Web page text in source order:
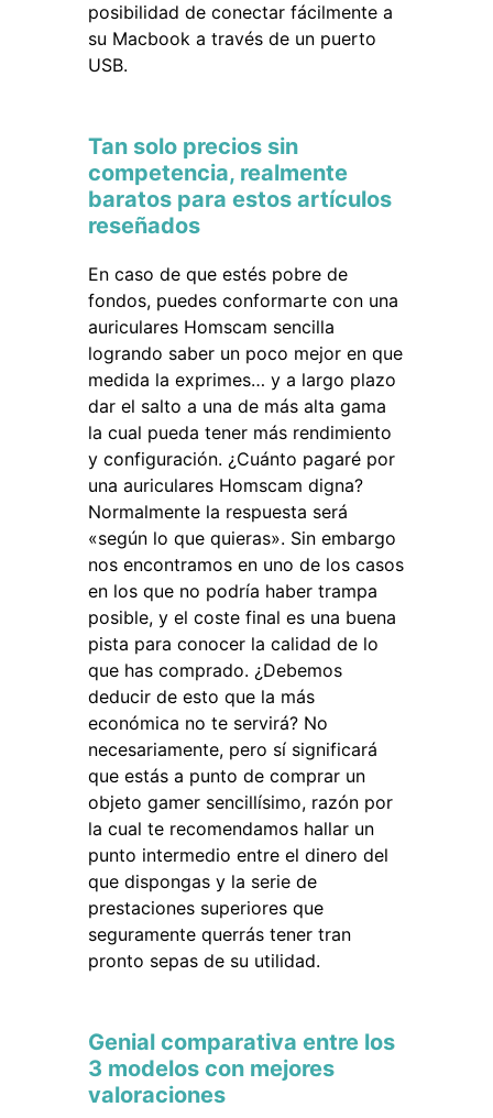
posibilidad de conectar fácilmente a
su Macbook a través de un puerto
USB.
Tan solo precios sin
competencia, realmente
baratos para estos artículos
reseñados
En caso de que estés pobre de
fondos, puedes conformarte con una
auriculares Homscam sencilla
logrando saber un poco mejor en que
medida la exprimes… y a largo plazo
dar el salto a una de más alta gama
la cual pueda tener más rendimiento
y configuración. ¿Cuánto pagaré por
una auriculares Homscam digna?
Normalmente la respuesta será
«según lo que quieras». Sin embargo
nos encontramos en uno de los casos
en los que no podría haber trampa
posible, y el coste final es una buena
pista para conocer la calidad de lo
que has comprado. ¿Debemos
deducir de esto que la más
económica no te servirá? No
necesariamente, pero sí significará
que estás a punto de comprar un
objeto gamer sencillísimo, razón por
la cual te recomendamos hallar un
punto intermedio entre el dinero del
que dispongas y la serie de
prestaciones superiores que
seguramente querrás tener tran
pronto sepas de su utilidad.
Genial comparativa entre los
3 modelos con mejores
valoraciones